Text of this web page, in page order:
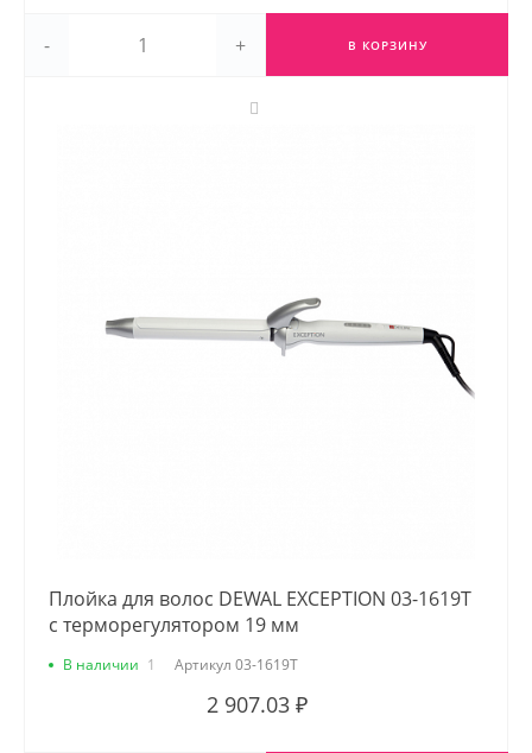
- + В КОРЗИНУ
Плойка для волос DEWAL EXCEPTION 03-1619T
с терморегулятором 19 мм
В наличии 1 Артикул 03-1619T
2 907.03 ₽